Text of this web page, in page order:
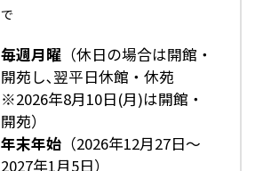
で
毎週月曜（休日の場合は開館・
開苑し､翌平日休館・休苑
※2026年8月10日(月)は開館・
開苑）
年末年始（2026年12月27日～
2027年1月5日）